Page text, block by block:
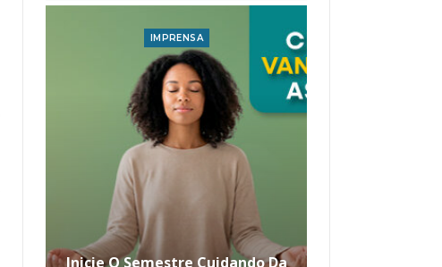
IMPRENSA
Inicie O Semestre Cuidando Da